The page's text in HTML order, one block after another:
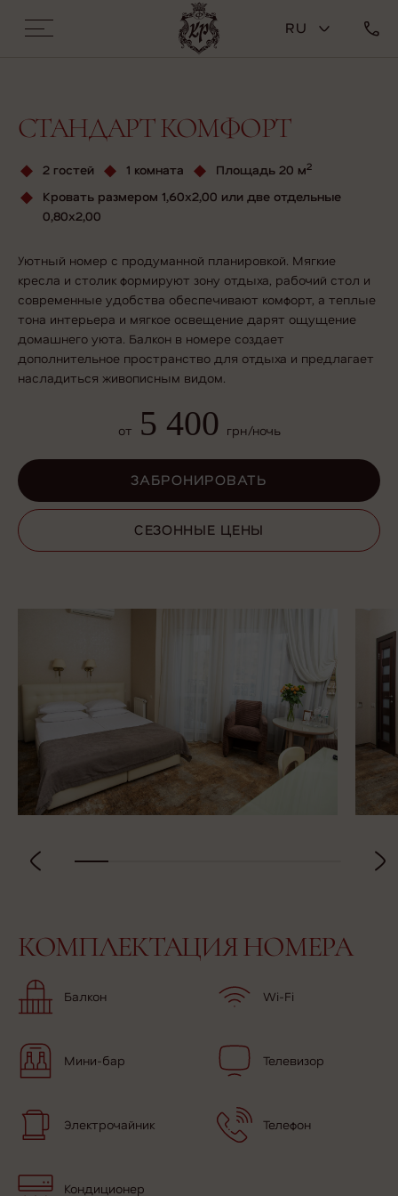
RU
СТАНДАРТ КОМФОРТ
2 гостей 1 комната Площадь 20 м2
Кровать размером 1,60х2,00 или две отдельные
0,80х2,00
Уютный номер с продуманной планировкой. Мягкие
кресла и столик формируют зону отдыха, рабочий стол и
современные удобства обеспечивают комфорт, а теплые
тона интерьера и мягкое освещение дарят ощущение
домашнего уюта. Балкон в номере создает
дополнительное пространство для отдыха и предлагает
насладиться живописным видом.
от 5 400 грн/ночь
ЗАБРОНИРОВАТЬ
ЗАБРОНИРОВАТЬ
СЕЗОННЫЕ ЦЕНЫ
СЕЗОННЫЕ ЦЕНЫ
КОМПЛЕКТАЦИЯ НОМЕРА
Балкон
Мини-бар
Электрочайник
Кондиционер
Wi-Fi
Телевизор
Телефон